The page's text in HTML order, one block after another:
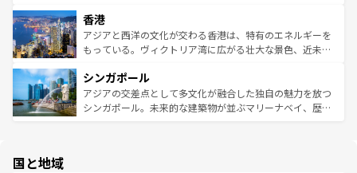
とつ。フォーやバインミー、ベトナムコーヒーなどは、ぜ
ひ現地で味わいたい。どの地域を訪れてもあたたかい人々
が旅行者を迎えてくれるので、きっと忘れられない旅にな
参照してほしい。
の活気が交差している。北部ではチェンマイなどの山岳地
帯で自然と触れ合い、南部ではプーケットやクラビの美し
いビーチでリゾート気分を楽しむことができる。タイ料理
激する。気候は一年中温暖で、どの季節にも異なる楽しみ
が待っている。親しみやすいタイの人々、仏教を中心とし
た文化、そして多様な観光資源が、訪れる旅人を魅了し続
香港
アジアと西洋の文化が交わる香港は、特有のエネルギーを
もっている。ヴィクトリア湾に広がる壮大な景色、近未来
み、どこを訪れても感動するはず。観光スポットが密集し
ており、効率よく見どころを回れるのも魅力。息をのむよ
うな絶景から文化的な体験まで、香港を存分に楽しみ尽く
シンガポール
アジアの交差点として多文化が融合した独自の魅力を放つ
シンガポール。未来的な建築物が並ぶマリーナベイ、歴史
国と地域